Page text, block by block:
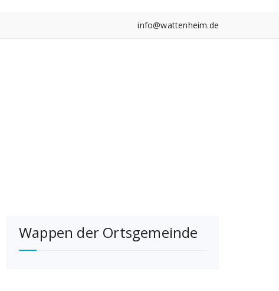
info@wattenheim.de
Wappen der Ortsgemeinde